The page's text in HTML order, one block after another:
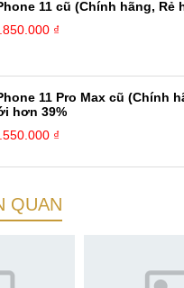
11 cũ (Chính hãng, Rẻ
₫
11 Pro Max cũ (Chính
hơn 39%
₫
QUAN